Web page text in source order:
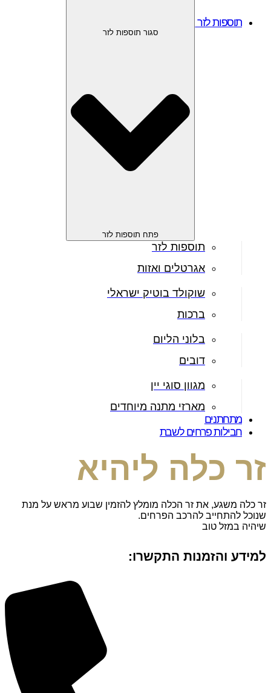
תוספות לזר
סגור תוספות לזר
פתח תוספות לזר
תוספות לזר
אגרטלים ואזות
שוקולד בוטיק ישראלי
ברכות
בלוני הליום
דובים
מגוון סוגי יין
מארזי מתנה מיוחדים
מתחתנים
חבילות פרחים לשבת
זר כלה ליהיא
זר כלה משגע, את זר הכלה מומלץ להזמין שבוע מראש על מנת
שנוכל להתחייב להרכב הפרחים.
שיהיה במזל טוב
למידע והזמנות התקשרו: